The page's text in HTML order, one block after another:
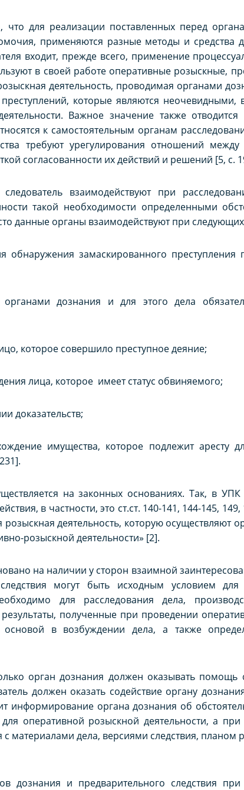
что для реализации поставленных перед
применяются разные методы и средства
входит, прежде всего, применение
в своей работе оперативные розыскные,
деятельность, проводимая органами
которые являются неочевидными,
Важное значение также отводится
к самостоятельным органам
требуют урегулирования отношений
согласованности их действий и решений [5, с.
взаимодействуют при
такой необходимости определенными
данные органы взаимодействуют при следующих
замаскированного преступления
дознания и для этого дела
которое совершило преступное деяние;
лица, которое имеет статус обвиняемого;
доказательств;
имущества, которое подлежит аресту
на законных основаниях. Так, в
в частности, это ст.ст. 140-141, 144-145, 149,
деятельность, которую осуществляют
розыскной деятельности» [2].
на наличии у сторон взаимной
могут быть исходным условием для
для расследования дела,
полученные при проведении
в возбуждении дела, а также
орган дознания должен оказывать помощь
должен оказать содействие органу
информирование органа дознания об
оперативной розыскной деятельности, а при
материалами дела, версиями следствия, планом
дознания и предварительного следствия при